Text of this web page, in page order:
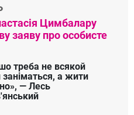
Цимбалару
заяву про особисте
треба не всякой
а жити
— Лесь